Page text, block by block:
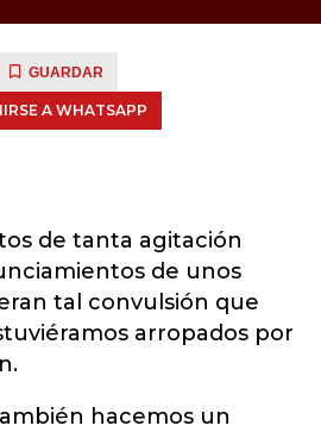
GUARDAR
A WHATSAPP
de tanta agitación
de unos
tal convulsión que
arropados por
hacemos un